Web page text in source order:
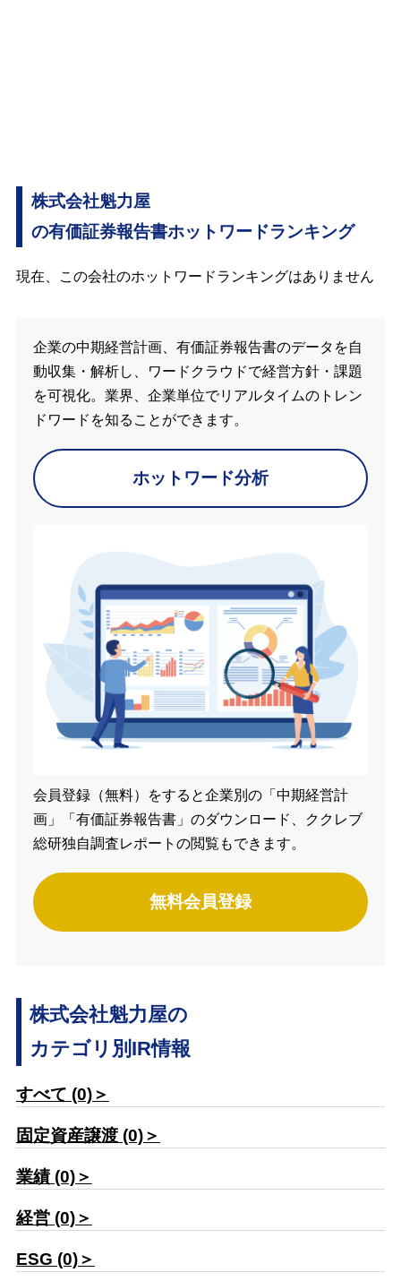
株式会社魁力屋
の有価証券報告書ホットワードランキング
現在、この会社のホットワードランキングはありません
企業の中期経営計画、有価証券報告書のデータを自
動収集・解析し、ワードクラウドで経営方針・課題
を可視化。業界、企業単位でリアルタイムのトレン
ドワードを知ることができます。
ホットワード分析
会員登録（無料）をすると企業別の「中期経営計
画」「有価証券報告書」のダウンロード、ククレブ
総研独自調査レポートの閲覧もできます。
無料会員登録
株式会社魁力屋の
カテゴリ別IR情報
すべて (0)＞
固定資産譲渡 (0)＞
業績 (0)＞
経営 (0)＞
ESG (0)＞